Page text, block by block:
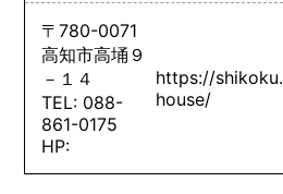
〒780-0071
高知市高埇９
－１４
TEL: 088-
861-0175
HP:
https://shikoku.
house/